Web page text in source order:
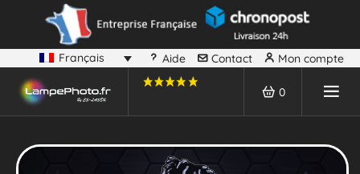
Français Aide Contact Mon compte
0